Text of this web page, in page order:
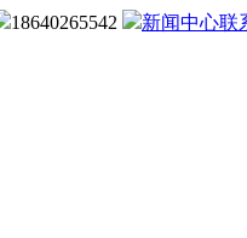
18640265542 新闻中心联